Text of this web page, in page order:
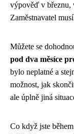
výpověď v březnu,
Zaměstnavatel
Můžete se
pod dva měsíce
bylo neplatné a
možnost, jak
ale úplně jiná
Co když jste